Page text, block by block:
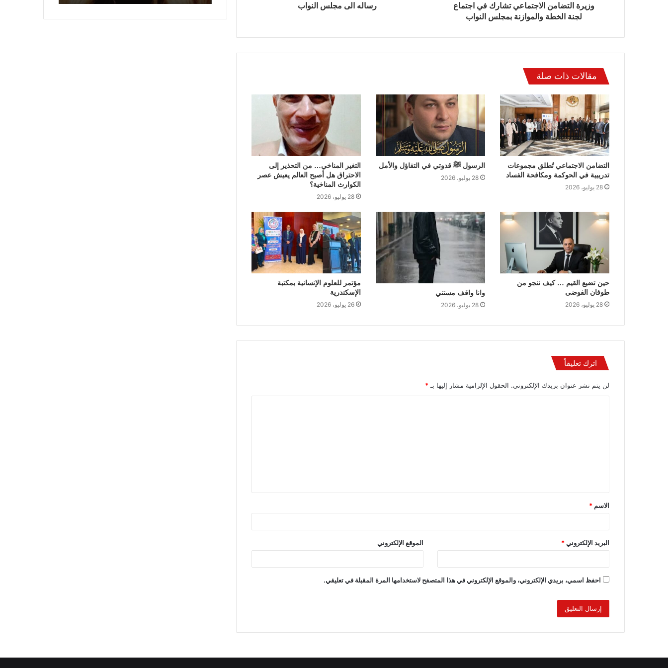
السيسى .. انجاز وأعجاز
وزيرة التضامن الاجتماعي تشارك في اجتماع
لجنة الخطة والموازنة بمجلس النواب
رساله الى مجلس النواب
مقالات ذات صلة
التضامن الاجتماعي تُطلق مجموعات
تدريبية في الحوكمة ومكافحة الفساد
28 يوليو، 2026
الرسول ﷺ قدوتي في التفاؤل والأمل
28 يوليو، 2026
التغير المناخي… من التحذير إلى
الاحتراق هل أصبح العالم يعيش عصر
الكوارث المناخية؟
28 يوليو، 2026
حين تضيع القيم … كيف ننجو من
طوفان الفوضى
28 يوليو، 2026
وانا واقف مستني
28 يوليو، 2026
مؤتمر للعلوم الإنسانية بمكتبة
الإسكندرية
26 يوليو، 2026
اترك تعليقاً
لن يتم نشر عنوان بريدك الإلكتروني. الحقول الإلزامية مشار إليها بـ *
الاسم *
البريد الإلكتروني* الموقع الإلكتروني
احفظ اسمي، بريدي الإلكتروني، والموقع الإلكتروني في هذا المتصفح لاستخدامها المرة المقبلة في تعليقي.
العام
الوليدبنغازي